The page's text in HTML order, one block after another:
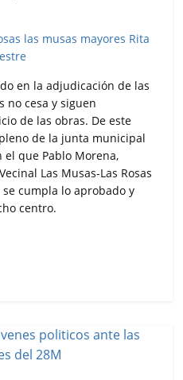
en la adjudicación de las
no cesa y siguen
de las obras. De este
de la junta municipal
el que Pablo Morena,
Las Musas-Las Rosas
cumpla lo aprobado y
centro.